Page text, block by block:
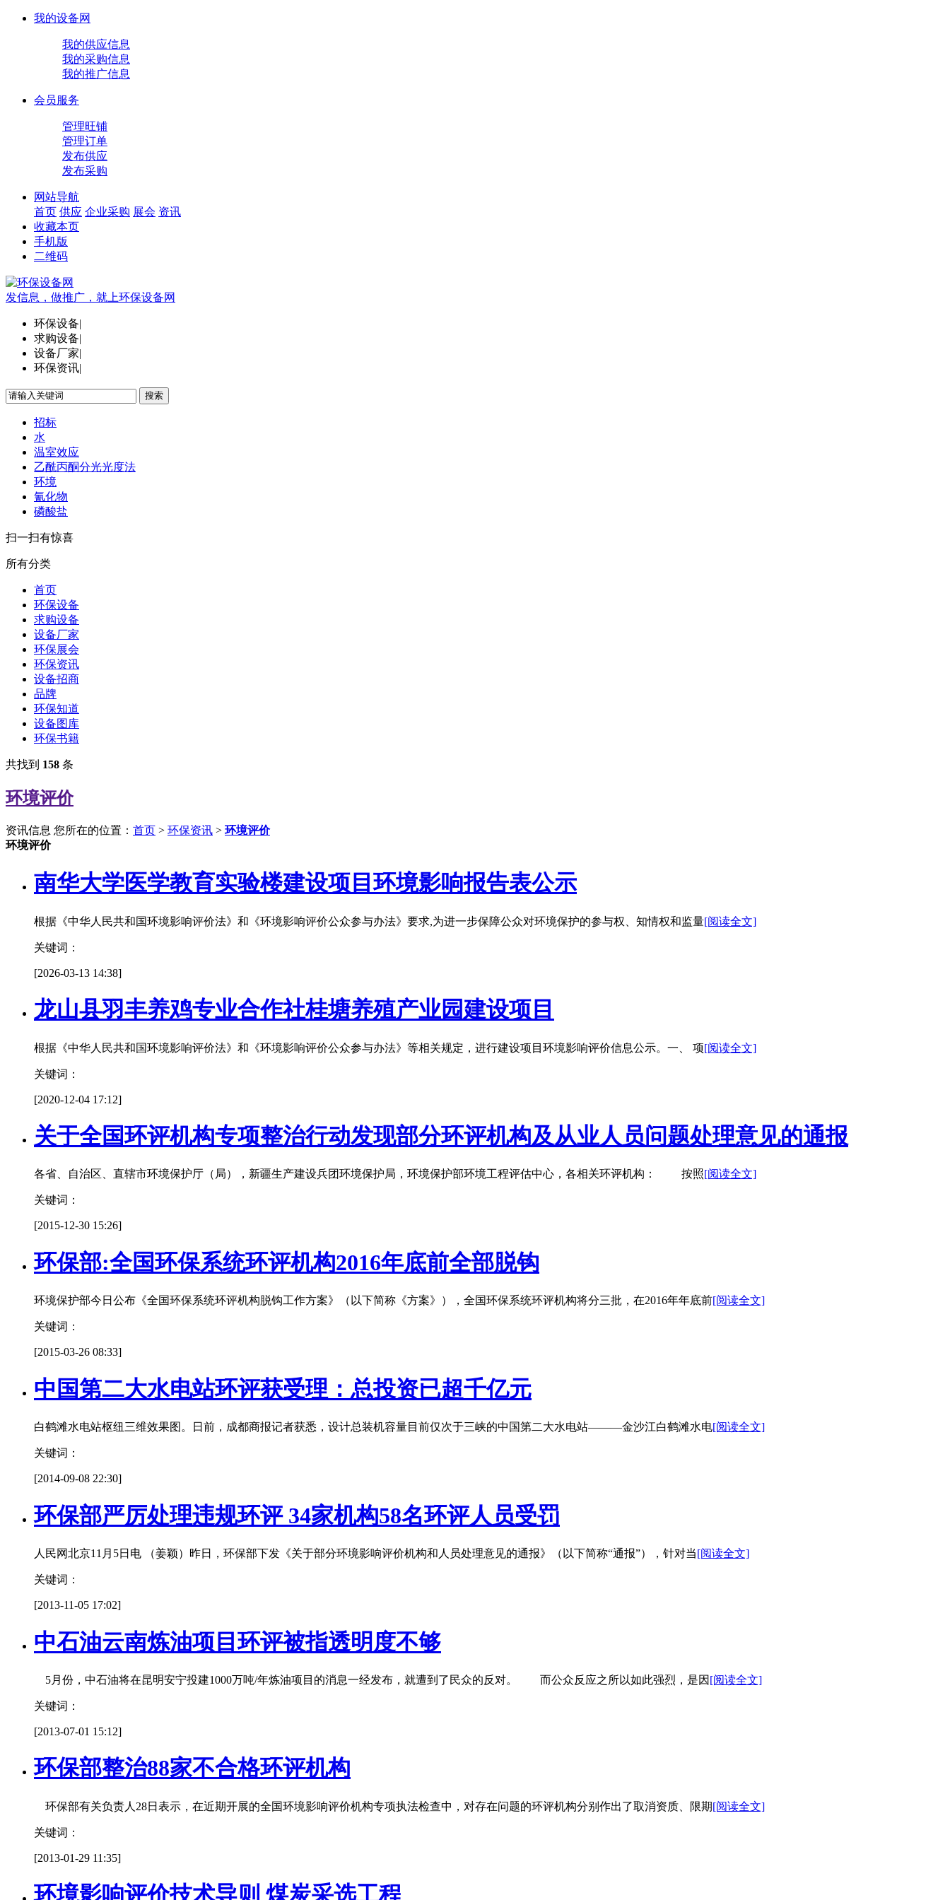
我的设备网
我的供应信息
我的采购信息
我的推广信息
会员服务
管理旺铺
管理订单
发布供应
发布采购
网站导航
首页 供应 企业采购 展会 资讯
收藏本页
手机版
二维码
发信息，做推广，就上环保设备网
环保设备|
求购设备|
设备厂家|
环保资讯|
搜索
招标
水
温室效应
乙酰丙酮分光光度法
环境
氰化物
磷酸盐
扫一扫有惊喜
所有分类
首页
环保设备
求购设备
设备厂家
环保展会
环保资讯
设备招商
品牌
环保知道
设备图库
环保书籍
共找到 158 条
环境评价
资讯信息 您所在的位置： 首页 > 环保资讯 > 环境评价
环境评价
南华大学医学教育实验楼建设项目环境影响报告表公示
根据《中华人民共和国环境影响评价法》和《环境影响评价公众参与办法》要求,为进一步保障公众对环境保护的参与权、知情权和监量[阅读全文]
关键词：
[2026-03-13 14:38]
龙山县羽丰养鸡专业合作社桂塘养殖产业园建设项目
根据《中华人民共和国环境影响评价法》和《环境影响评价公众参与办法》等相关规定，进行建设项目环境影响评价信息公示。一、 项[阅读全文]
关键词：
[2020-12-04 17:12]
关于全国环评机构专项整治行动发现部分环评机构及从业人员问题处理意见的通报
各省、自治区、直辖市环境保护厅（局），新疆生产建设兵团环境保护局，环境保护部环境工程评估中心，各相关环评机构： 按照[阅读全文]
关键词：
[2015-12-30 15:26]
环保部:全国环保系统环评机构2016年底前全部脱钩
环境保护部今日公布《全国环保系统环评机构脱钩工作方案》（以下简称《方案》），全国环保系统环评机构将分三批，在2016年年底前[阅读全文]
关键词：
[2015-03-26 08:33]
中国第二大水电站环评获受理：总投资已超千亿元
白鹤滩水电站枢纽三维效果图。日前，成都商报记者获悉，设计总装机容量目前仅次于三峡的中国第二大水电站———金沙江白鹤滩水电[阅读全文]
关键词：
[2014-09-08 22:30]
环保部严厉处理违规环评 34家机构58名环评人员受罚
人民网北京11月5日电 （姜颖）昨日，环保部下发《关于部分环境影响评价机构和人员处理意见的通报》（以下简称“通报”），针对当[阅读全文]
关键词：
[2013-11-05 17:02]
中石油云南炼油项目环评被指透明度不够
5月份，中石油将在昆明安宁投建1000万吨/年炼油项目的消息一经发布，就遭到了民众的反对。 而公众反应之所以如此强烈，是因 [阅读全文]
关键词：
[2013-07-01 15:12]
环保部整治88家不合格环评机构
环保部有关负责人28日表示，在近期开展的全国环境影响评价机构专项执法检查中，对存在问题的环评机构分别作出了取消资质、限期[阅读全文]
关键词：
[2013-01-29 11:35]
环境影响评价技术导则 煤炭采选工程